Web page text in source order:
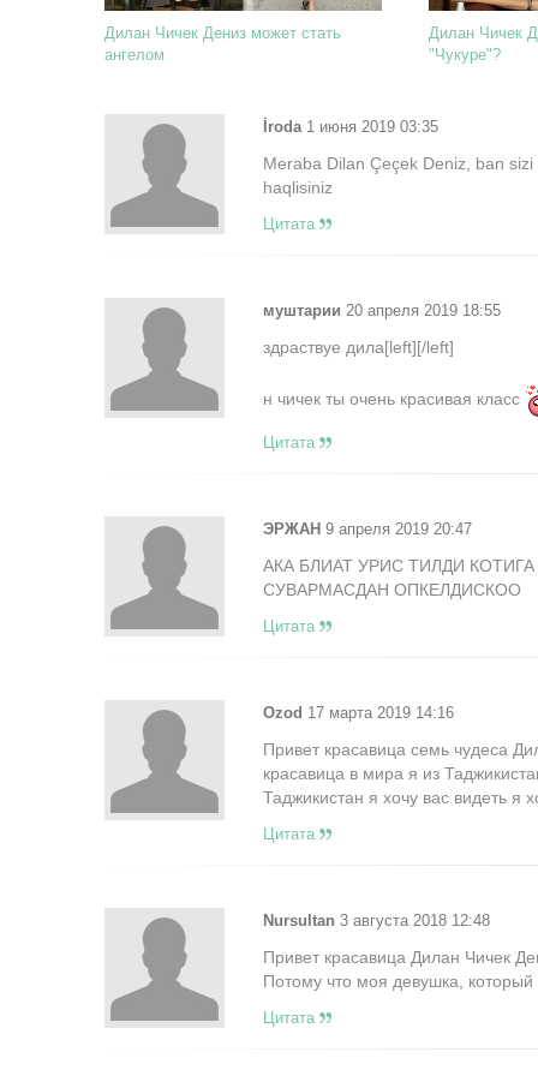
Дилан Чичек Дениз может стать
ангелом
Дилан Чичек
"Чукуре"?
İroda1 июня 2019 03:35
Meraba Dilan Çeçek Deniz, ban
haqlisiniz
Цитата
муштарии 20 апреля 2019 18:55
здраствуе дила[left][/left]
н чичек ты очень красивая класс
Цитата
ЭРЖАН 9 апреля 2019 20:47
АКА БЛИАТ УРИС ТИЛДИ
СУВАРМАСДАН ОПКЕЛДИСКОО
Цитата
Ozod 17 марта 2019 14:16
Привет красавица семь чудеса
красавица в мира я из
Таджикистан я хочу вас видеть я
Цитата
Nursultan 3 августа 2018 12:48
Привет красавица Дилан Чичек
Потому что моя девушка,
Цитата